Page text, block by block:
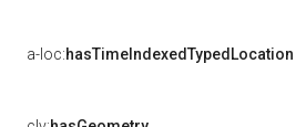
a-loc:hasTimeIndexedTypedLocation